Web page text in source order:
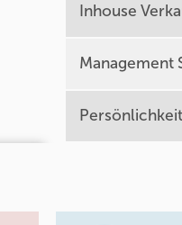
Inhouse
Management